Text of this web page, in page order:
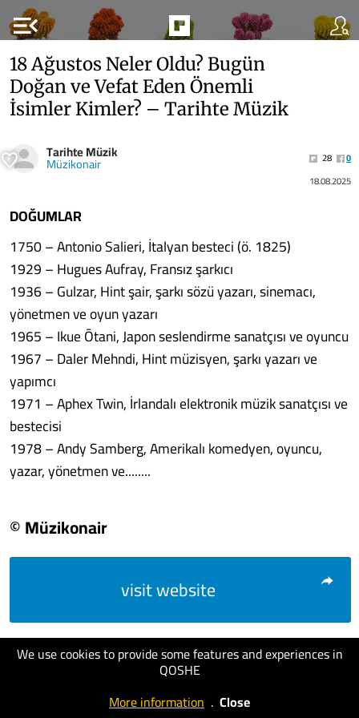
menu_open
We use cookies to provide some features and experiences in
QOSHE
More information . Close
18 Ağustos Neler Oldu? Bugün
Doğan ve Vefat Eden Önemli
İsimler Kimler? – Tarihte Müzik
Tarihte Müzik
Müzikonair 28
0
18.08.2025
DOĞUMLAR
1750 – Antonio Salieri, İtalyan besteci (ö. 1825)
1929 – Hugues Aufray, Fransız şarkıcı
1936 – Gulzar, Hint şair, şarkı sözü yazarı, sinemacı,
yönetmen ve oyun yazarı
1965 – Ikue Ōtani, Japon seslendirme sanatçısı ve oyuncu
1967 – Daler Mehndi, Hint müzisyen, şarkı yazarı ve
yapımcı
1971 – Aphex Twin, İrlandalı elektronik müzik sanatçısı ve
bestecisi
1978 – Andy Samberg, Amerikalı komedyen, oyuncu,
yazar, yönetmen ve........
© Müzikonair
visit website